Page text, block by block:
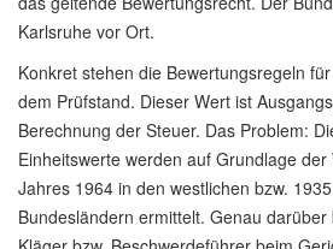
Karlsruhe vor Ort.
Konkret stehen die Bewertungsregeln
dem Prüfstand. Dieser Wert ist
Berechnung der Steuer. Das Problem:
Einheitswerte werden auf Grundlage
Jahres 1964 in den westlichen bzw.
Bundesländern ermittelt. Genau